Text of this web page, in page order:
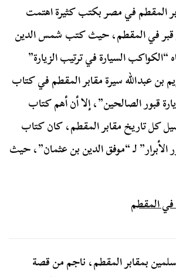
المقطم في مصر بكتب كثيرة اهتمت
قبر في المقطم، حيث كتب شمس الدين
“الكواكب السيارة في ترتيب الزيارة”
بن عبدالله سيرة مقابر المقطم في كتاب
قبور الصالحين”، إلا أن أهم كتاب
كل تاريخ مقابر المقطم، كان كتاب
الأبرار” لـ “موفق الدين بن عثمان”، حيث
بمقابر المقطم، ناجم من قصة